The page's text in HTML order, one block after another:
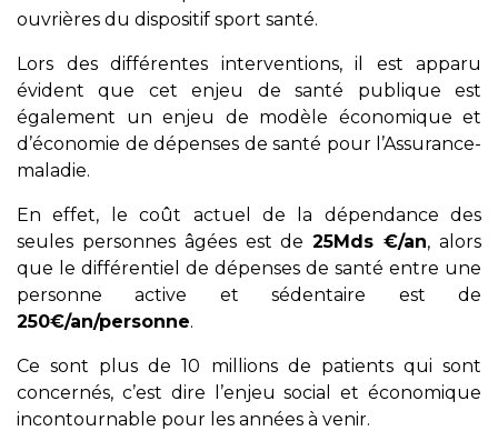
ouvrières du dispositif sport santé.
Lors des différentes interventions, il est apparu
évident que cet enjeu de santé publique est
également un enjeu de modèle économique et
d’économie de dépenses de santé pour l’Assurance-
maladie.
En effet, le coût actuel de la dépendance des
seules personnes âgées est de25Mds €/an, alors
que le différentiel de dépenses de santé entre une
personne active et sédentaire est de
250€/an/personne.
Ce sont plus de 10 millions de patients qui sont
concernés, c’est dire l’enjeu social et économique
incontournable pour les années à venir.